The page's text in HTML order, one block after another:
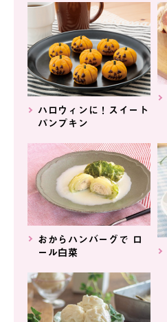
ハロウィンに！スイート
パンプキン
おからハンバーグで ロ
ール白菜